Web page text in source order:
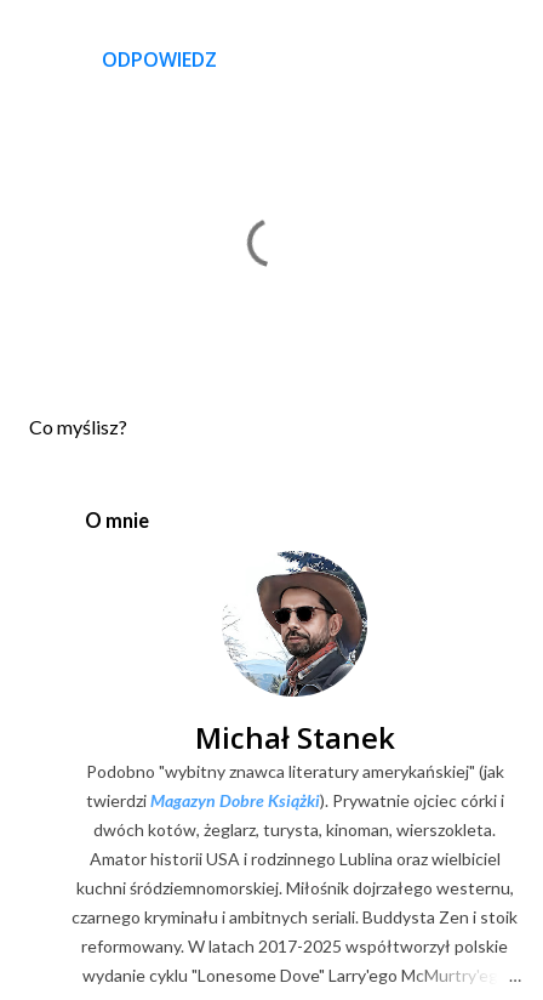
ODPOWIEDZ
P
Co myślisz?
O mnie
Michał Stanek
Podobno "wybitny znawca literatury amerykańskiej" (jak
twierdziMagazyn Dobre Książki). Prywatnie ojciec córki i
dwóch kotów, żeglarz, turysta, kinoman, wierszokleta.
Amator historii USA i rodzinnego Lublina oraz wielbiciel
kuchni śródziemnomorskiej. Miłośnik dojrzałego westernu,
czarnego kryminału i ambitnych seriali. Buddysta Zen i stoik
reformowany. W latach 2017-2025 współtworzył polskie
wydanie cyklu "Lonesome Dove" Larry'ego McMurtry'ego